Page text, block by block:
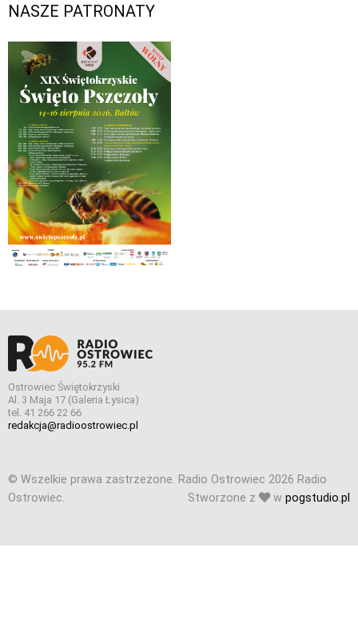
NASZE PATRONATY
Ostrowiec Świętokrzyski
Al. 3 Maja 17 (Galeria Łysica)
tel. 41 266 22 66
redakcja@radioostrowiec.pl
© Wszelkie prawa zastrzeżone. Radio Ostrowiec 2026 Radio
Ostrowiec.
Stworzone z w pogstudio.pl